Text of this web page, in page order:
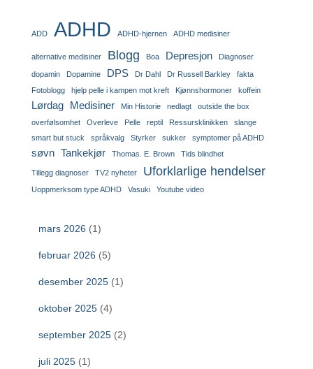
ADD ADHD ADHD-hjernen ADHD medisiner
alternative medisiner Blogg Boa Depresjon Diagnoser
dopamin Dopamine DPS Dr Dahl Dr Russell Barkley
fakta
Fotoblogg
hjelp pelle i kampen mot kreft Kjønnshormoner koffein
Lørdag Medisiner Min Historie nedlagt
outside the box
overfølsomhet
Overleve Pelle reptil Ressursklinikken
slange
smart but stuck
språkvalg Styrker sukker symptomer på ADHD
søvn Tankekjør Thomas. E. Brown Tids blindhet
Tillegg diagnoser TV2 nyheter Uforklarlige hendelser
Uoppmerksom type ADHD Vasuki Youtube video
mars 2026 (1)
februar 2026 (5)
desember 2025 (1)
oktober 2025 (4)
september 2025 (2)
juli 2025 (1)